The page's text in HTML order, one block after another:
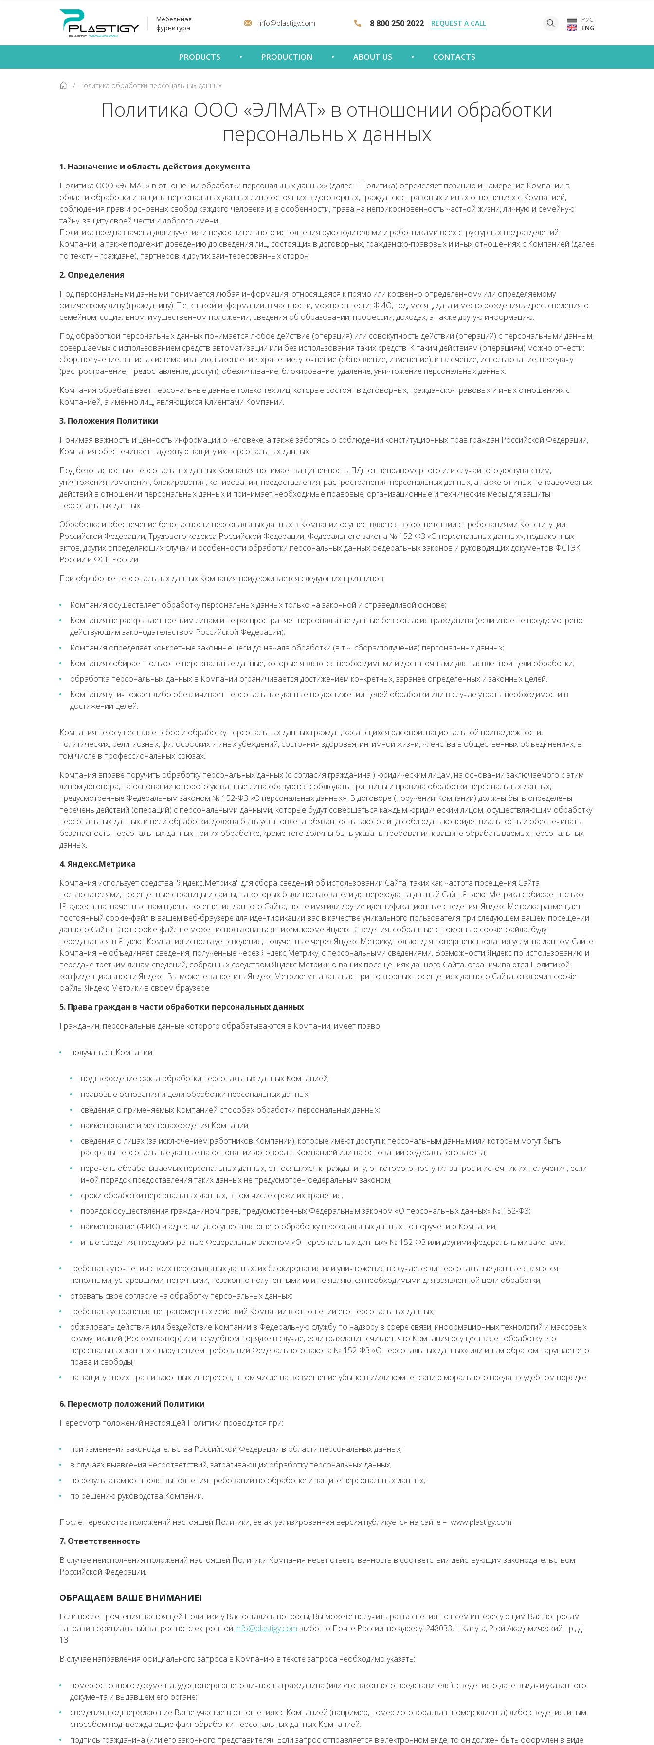
Мебельная
фурнитура
info@plastigy.com 8 800 250 2022 REQUEST A CALL
РУС
ENG
PRODUCTS PRODUCTION ABOUT US CONTACTS
Политика обработки персональных данных
Политика ООО «ЭЛМАТ» в отношении обработки
персональных данных
1. Назначение и область действия документа
Политика ООО «ЭЛМАТ» в отношении обработки персональных данных» (далее – Политика) определяет позицию и намерения Компании в
области обработки и защиты персональных данных лиц, состоящих в договорных, гражданско-правовых и иных отношениях с Компанией,
соблюдения прав и основных свобод каждого человека и, в особенности, права на неприкосновенность частной жизни, личную и семейную
тайну, защиту своей чести и доброго имени.
Политика предназначена для изучения и неукоснительного исполнения руководителями и работниками всех структурных подразделений
Компании, а также подлежит доведению до сведения лиц, состоящих в договорных, гражданско-правовых и иных отношениях с Компанией (далее
по тексту – граждане), партнеров и других заинтересованных сторон.
2. Определения
Под персональными данными понимается любая информация, относящаяся к прямо или косвенно определенному или определяемому
физическому лицу (гражданину). Т.е. к такой информации, в частности, можно отнести: ФИО, год, месяц, дата и место рождения, адрес, сведения о
семейном, социальном, имущественном положении, сведения об образовании, профессии, доходах, а также другую информацию.
Под обработкой персональных данных понимается любое действие (операция) или совокупность действий (операций) с персональными данным,
совершаемых с использованием средств автоматизации или без использования таких средств. К таким действиям (операциям) можно отнести:
сбор, получение, запись, систематизацию, накопление, хранение, уточнение (обновление, изменение), извлечение, использование, передачу
(распространение, предоставление, доступ), обезличивание, блокирование, удаление, уничтожение персональных данных.
Компания обрабатывает персональные данные только тех лиц, которые состоят в договорных, гражданско-правовых и иных отношениях с
Компанией, а именно лиц, являющихся Клиентами Компании.
3. Положения Политики
Понимая важность и ценность информации о человеке, а также заботясь о соблюдении конституционных прав граждан Российской Федерации,
Компания обеспечивает надежную защиту их персональных данных.
Под безопасностью персональных данных Компания понимает защищенность ПДн от неправомерного или случайного доступа к ним,
уничтожения, изменения, блокирования, копирования, предоставления, распространения персональных данных, а также от иных неправомерных
действий в отношении персональных данных и принимает необходимые правовые, организационные и технические меры для защиты
персональных данных.
Обработка и обеспечение безопасности персональных данных в Компании осуществляется в соответствии с требованиями Конституции
Российской Федерации, Трудового кодекса Российской Федерации, Федерального закона № 152-ФЗ «О персональных данных», подзаконных
актов, других определяющих случаи и особенности обработки персональных данных федеральных законов и руководящих документов ФСТЭК
России и ФСБ России.
При обработке персональных данных Компания придерживается следующих принципов:
Компания осуществляет обработку персональных данных только на законной и справедливой основе;
Компания не раскрывает третьим лицам и не распространяет персональные данные без согласия гражданина (если иное не предусмотрено
действующим законодательством Российской Федерации);
Компания определяет конкретные законные цели до начала обработки (в т.ч. сбора/получения) персональных данных;
Компания собирает только те персональные данные, которые являются необходимыми и достаточными для заявленной цели обработки;
обработка персональных данных в Компании ограничивается достижением конкретных, заранее определенных и законных целей.
Компания уничтожает либо обезличивает персональные данные по достижении целей обработки или в случае утраты необходимости в
достижении целей.
Компания не осуществляет сбор и обработку персональных данных граждан, касающихся расовой, национальной принадлежности,
политических, религиозных, философских и иных убеждений, состояния здоровья, интимной жизни, членства в общественных объединениях, в
том числе в профессиональных союзах.
Компания вправе поручить обработку персональных данных (с согласия гражданина ) юридическим лицам, на основании заключаемого с этим
лицом договора, на основании которого указанные лица обязуются соблюдать принципы и правила обработки персональных данных,
предусмотренные Федеральным законом № 152-ФЗ «О персональных данных». В договоре (поручении Компании) должны быть определены
перечень действий (операций) с персональными данными, которые будут совершаться каждым юридическим лицом, осуществляющим обработку
персональных данных, и цели обработки, должна быть установлена обязанность такого лица соблюдать конфиденциальность и обеспечивать
безопасность персональных данных при их обработке, кроме того должны быть указаны требования к защите обрабатываемых персональных
данных.
4. Яндекс.Метрика
Компания использует средства "Яндекс.Метрика" для сбора сведений об использовании Сайта, таких как частота посещения Сайта
пользователями, посещенные страницы и сайты, на которых были пользователи до перехода на данный Сайт. Яндекс.Метрика собирает только
IP-адреса, назначенные вам в день посещения данного Сайта, но не имя или другие идентификационные сведения. Яндекс.Метрика размещает
постоянный cookie-файл в вашем веб-браузере для идентификации вас в качестве уникального пользователя при следующем вашем посещении
данного Сайта. Этот cookie-файл не может использоваться никем, кроме Яндекс. Сведения, собранные с помощью cookie-файла, будут
передаваться в Яндекс. Компания использует сведения, полученные через Яндекс.Метрику, только для совершенствования услуг на данном Сайте.
Компания не объединяет сведения, полученные через Яндекс,Метрику, с персональными сведениями. Возможности Яндекс по использованию и
передаче третьим лицам сведений, собранных средством Яндекс.Метрики о ваших посещениях данного Сайта, ограничиваются Политикой
конфиденциальности Яндекс. Вы можете запретить Яндекс.Метрике узнавать вас при повторных посещениях данного Сайта, отключив cookie-
файлы Яндекс.Метрики в своем браузере.
5. Права граждан в части обработки персональных данных
Гражданин, персональные данные которого обрабатываются в Компании, имеет право:
получать от Компании:
подтверждение факта обработки персональных данных Компанией;
правовые основания и цели обработки персональных данных;
сведения о применяемых Компанией способах обработки персональных данных;
наименование и местонахождения Компании;
сведения о лицах (за исключением работников Компании), которые имеют доступ к персональным данным или которым могут быть
раскрыты персональные данные на основании договора с Компанией или на основании федерального закона;
перечень обрабатываемых персональных данных, относящихся к гражданину, от которого поступил запрос и источник их получения, если
иной порядок предоставления таких данных не предусмотрен федеральным законом;
сроки обработки персональных данных, в том числе сроки их хранения;
порядок осуществления гражданином прав, предусмотренных Федеральным законом «О персональных данных» № 152-ФЗ;
наименование (ФИО) и адрес лица, осуществляющего обработку персональных данных по поручению Компании;
иные сведения, предусмотренные Федеральным законом «О персональных данных» № 152-ФЗ или другими федеральными законами;
требовать уточнения своих персональных данных, их блокирования или уничтожения в случае, если персональные данные являются
неполными, устаревшими, неточными, незаконно полученными или не являются необходимыми для заявленной цели обработки;
отозвать свое согласие на обработку персональных данных;
требовать устранения неправомерных действий Компании в отношении его персональных данных;
обжаловать действия или бездействие Компании в Федеральную службу по надзору в сфере связи, информационных технологий и массовых
коммуникаций (Роскомнадзор) или в судебном порядке в случае, если гражданин считает, что Компания осуществляет обработку его
персональных данных с нарушением требований Федерального закона № 152-ФЗ «О персональных данных» или иным образом нарушает его
права и свободы;
на защиту своих прав и законных интересов, в том числе на возмещение убытков и/или компенсацию морального вреда в судебном порядке.
6. Пересмотр положений Политики
Пересмотр положений настоящей Политики проводится при:
при изменении законодательства Российской Федерации в области персональных данных;
в случаях выявления несоответствий, затрагивающих обработку персональных данных;
по результатам контроля выполнения требований по обработке и защите персональных данных;
по решению руководства Компании.
После пересмотра положений настоящей Политики, ее актуализированная версия публикуется на сайте – www.plastigy.com
7. Ответственность
В случае неисполнения положений настоящей Политики Компания несет ответственность в соответствии действующим законодательством
Российской Федерации.
ОБРАЩАЕМ ВАШЕ ВНИМАНИЕ!
Если после прочтения настоящей Политики у Вас остались вопросы, Вы можете получить разъяснения по всем интересующим Вас вопросам
направив официальный запрос по электронной info@plastigy.com либо по Почте России: по адресу: 248033, г. Калуга, 2-ой Академический пр., д.
13.
В случае направления официального запроса в Компанию в тексте запроса необходимо указать:
номер основного документа, удостоверяющего личность гражданина (или его законного представителя), сведения о дате выдачи указанного
документа и выдавшем его органе;
сведения, подтверждающие Ваше участие в отношениях с Компанией (например, номер договора, ваш номер клиента) либо сведения, иным
способом подтверждающие факт обработки персональных данных Компанией;
подпись гражданина (или его законного представителя). Если запрос отправляется в электронном виде, то он должен быть оформлен в виде